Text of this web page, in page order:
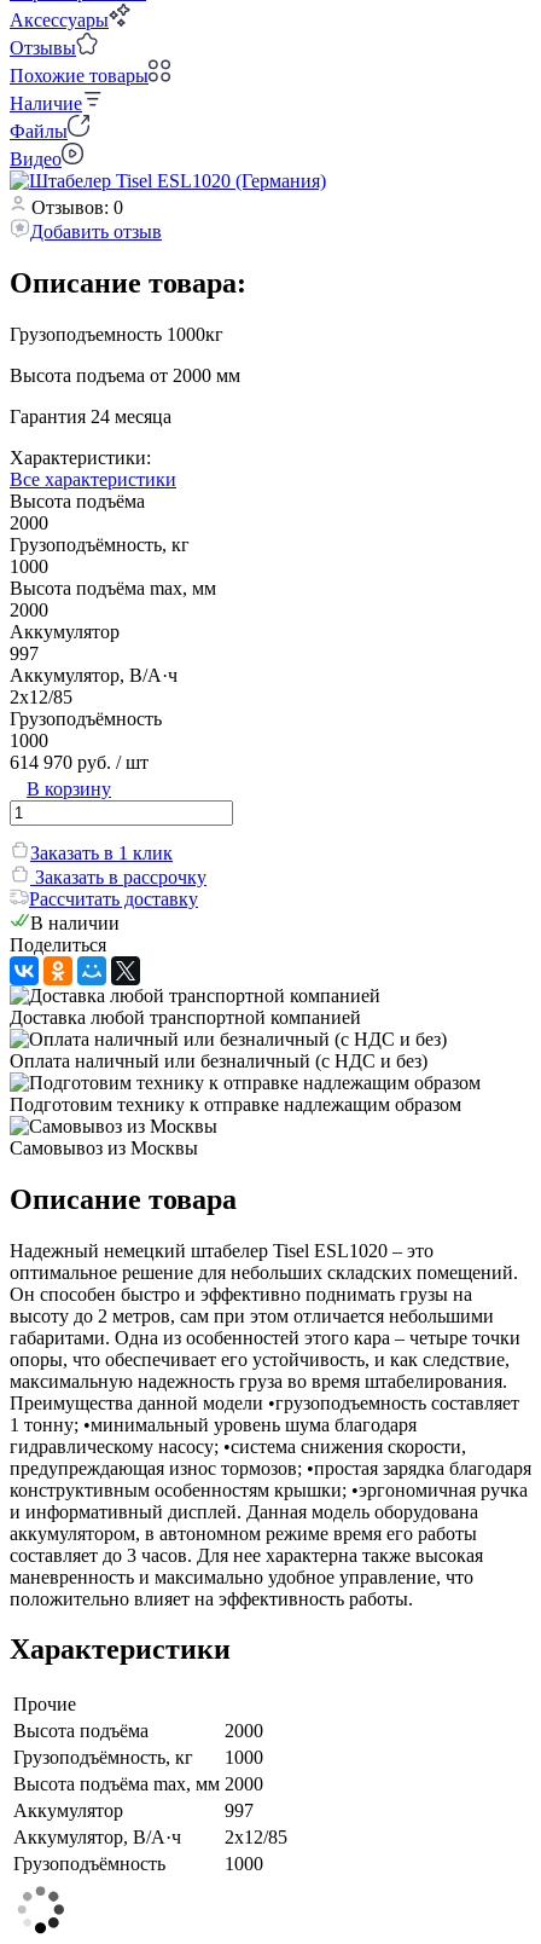
Аксессуары
Отзывы
Похожие товары
Наличие
Файлы
Видео
Отзывов: 0
Добавить отзыв
Описание товара:
Грузоподъемность 1000кг
Высота подъема от 2000 мм
Гарантия 24 месяца
Характеристики:
Все характеристики
Высота подъёма
2000
Грузоподъёмность, кг
1000
Высота подъёма max, мм
2000
Аккумулятор
997
Аккумулятор, В/А·ч
2х12/85
Грузоподъёмность
1000
614 970 руб. / шт
В корзину
Заказать в 1 клик
Заказать в рассрочку
Рассчитать доставку
В наличии
Поделиться
Доставка любой транспортной компанией
Оплата наличный или безналичный (с НДС и без)
Подготовим технику к отправке надлежащим образом
Самовывоз из Москвы
Описание товара
Надежный немецкий штабелер Tisel ESL1020 – это
оптимальное решение для небольших складских помещений.
Он способен быстро и эффективно поднимать грузы на
высоту до 2 метров, сам при этом отличается небольшими
габаритами. Одна из особенностей этого кара – четыре точки
опоры, что обеспечивает его устойчивость, и как следствие,
максимальную надежность груза во время штабелирования.
Преимущества данной модели •грузоподъемность составляет
1 тонну; •минимальный уровень шума благодаря
гидравлическому насосу; •система снижения скорости,
предупреждающая износ тормозов; •простая зарядка благодаря
конструктивным особенностям крышки; •эргономичная ручка
и информативный дисплей. Данная модель оборудована
аккумулятором, в автономном режиме время его работы
составляет до 3 часов. Для нее характерна также высокая
маневренность и максимально удобное управление, что
положительно влияет на эффективность работы.
Характеристики
Прочие
Высота подъёма
2000
Грузоподъёмность, кг
1000
Высота подъёма max, мм 2000
Аккумулятор
997
Аккумулятор, В/А·ч
2х12/85
Грузоподъёмность
1000